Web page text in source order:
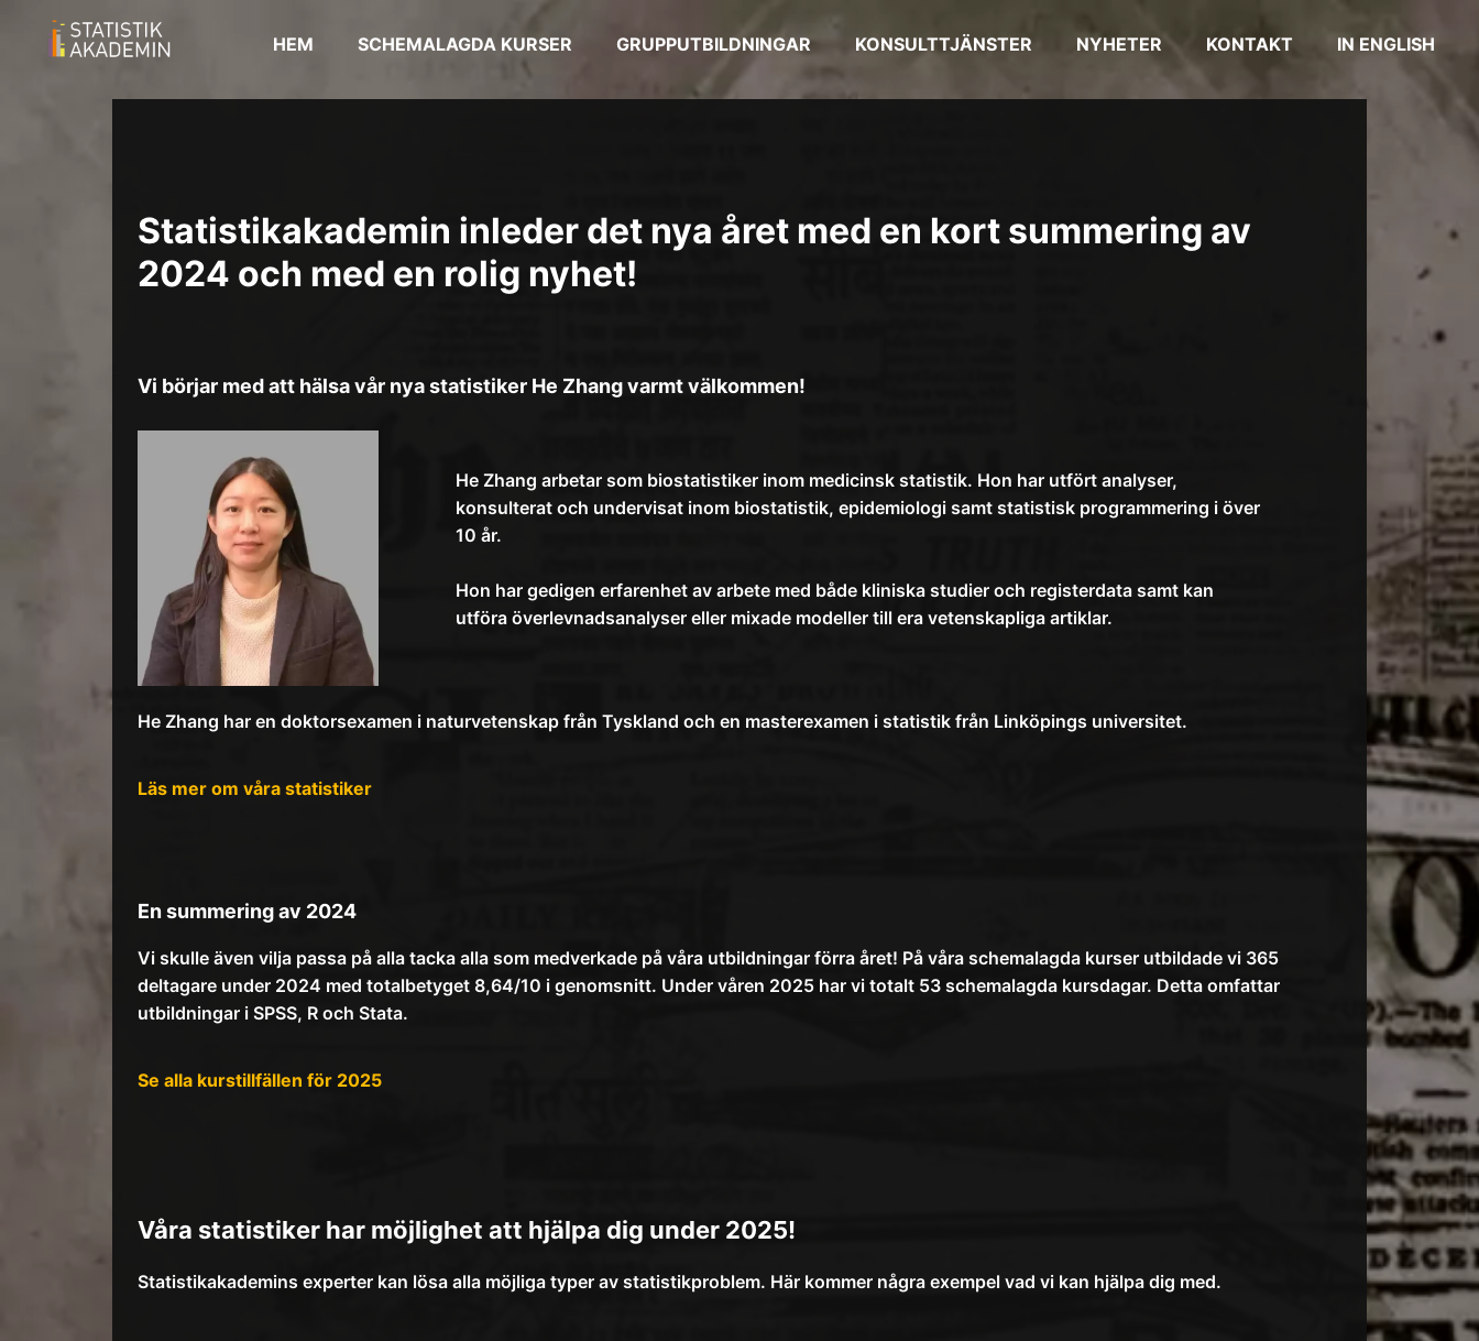
HEM SCHEMALAGDA KURSER GRUPPUTBILDNINGAR KONSULTTJÄNSTER NYHETER KONTAKT IN ENGLISH
Statistikakademin inleder det nya året med en kort summering av
2024 och med en rolig nyhet!
Vi börjar med att hälsa vår nya statistiker He Zhang varmt välkommen!
He Zhang arbetar som biostatistiker inom medicinsk statistik. Hon har utfört analyser,
konsulterat och undervisat inom biostatistik, epidemiologi samt statistisk programmering i över
10 år.
Hon har gedigen erfarenhet av arbete med både kliniska studier och registerdata samt kan
utföra överlevnadsanalyser eller mixade modeller till era vetenskapliga artiklar.
He Zhang har en doktorsexamen i naturvetenskap från Tyskland och en masterexamen i statistik från Linköpings universitet.
Läs mer om våra statistiker
En summering av 2024
Vi skulle även vilja passa på alla tacka alla som medverkade på våra utbildningar förra året! På våra schemalagda kurser utbildade vi 365
deltagare under 2024 med totalbetyget 8,64/10 i genomsnitt. Under våren 2025 har vi totalt 53 schemalagda kursdagar. Detta omfattar
utbildningar i SPSS, R och Stata.
Se alla kurstillfällen för 2025
Våra statistiker har möjlighet att hjälpa dig under 2025!
Statistikakademins experter kan lösa alla möjliga typer av statistikproblem. Här kommer några exempel vad vi kan hjälpa dig med.